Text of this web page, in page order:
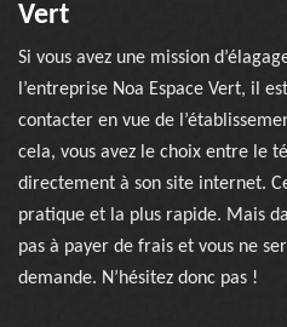
Vert
Si vous avez une mission
l’entreprise Noa Espace Vert, il
contacter en vue de
cela, vous avez le choix entre le
directement à son site internet.
pratique et la plus rapide. Mais
pas à payer de frais et vous ne
demande. N’hésitez donc pas !